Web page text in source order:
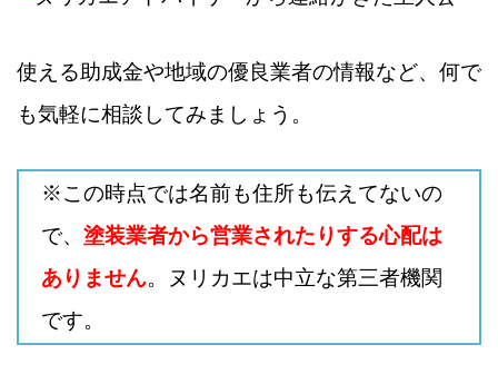
使える助成金や地域の優良業者の情報など、何で
も気軽に相談してみましょう。
※この時点では名前も住所も伝えてないの
で、 塗装業者から営業されたりする心配は
ありません。ヌリカエは中立な第三者機関
です。